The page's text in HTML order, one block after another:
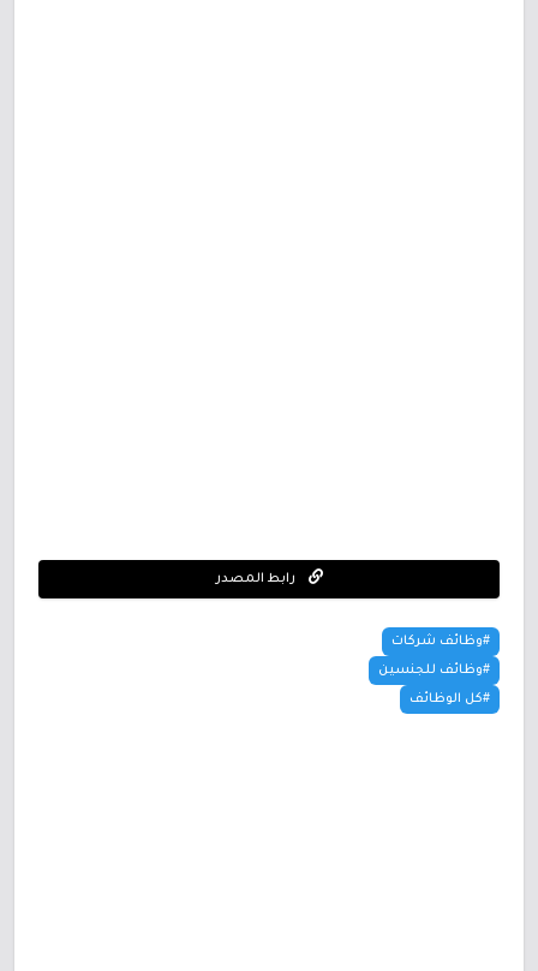
رابط المصدر
#وظائف شركات
#وظائف للجنسين
#كل الوظائف